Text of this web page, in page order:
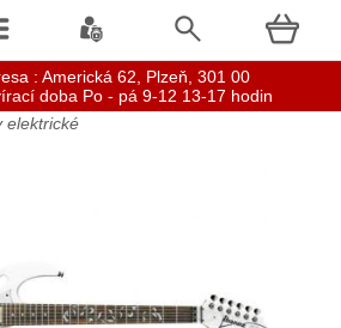
elektrické
: Americká 62, Plzeň, 301 00
doba Po - pá 9-12 13-17 hodin